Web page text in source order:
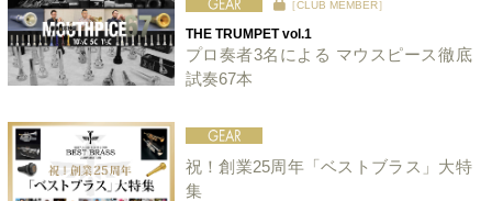
［CLUB MEMBER］
THE TRUMPET vol.1
プロ奏者3名による マウスピース徹底
試奏67本
祝！創業25周年「ベストブラス」大特
集